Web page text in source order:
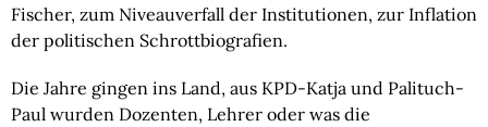
Fischer, zum Niveauverfall der Institutionen, zur Inflation
der politischen Schrottbiografien.
Die Jahre gingen ins Land, aus KPD-Katja und Palituch-
Paul wurden Dozenten, Lehrer oder was die